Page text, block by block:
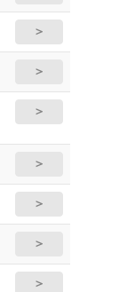
＞
＞
＞
＞
＞
＞
＞